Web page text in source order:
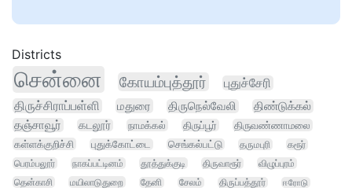
Districts
சென்னை கோயம்புத்தூர்
புதுச்சேரி
திருச்சிராப்பள்ளி
மதுரை திருநெல்வேலி
திண்டுக்கல்
தஞ்சாவூர்
கடலூர் நாமக்கல் திருப்பூர்
திருவண்ணாமலை
கள்ளக்குறிச்சி
புதுக்கோட்டை செங்கல்பட்டு தருமபுரி
கரூர்
பெரம்பலூர்
நாகப்பட்டினம் தூத்துக்குடி திருவாரூர்
விழுப்புரம்
தென்காசி
மயிலாடுதுறை தேனி சேலம் திருப்பத்தூர்
ஈரோடு